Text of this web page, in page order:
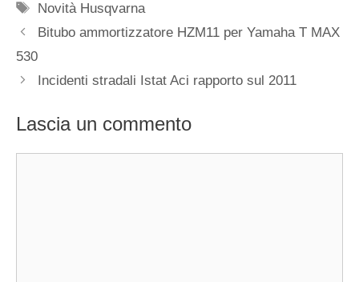
Tag
Novità Husqvarna
Bitubo ammortizzatore HZM11 per Yamaha T MAX
530
Incidenti stradali Istat Aci rapporto sul 2011
Lascia un commento